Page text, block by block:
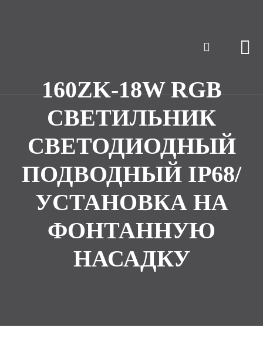
160ZK-18W RGB
СВЕТИЛЬНИК
СВЕТОДИОДНЫЙ
ПОДВОДНЫЙ IP68/
УСТАНОВКА НА
ФОНТАННУЮ
НАСАДКУ